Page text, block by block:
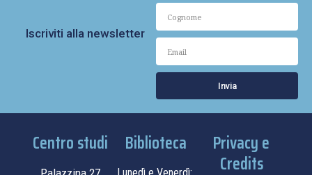
Iscriviti alla newsletter
Invia
Centro studi Biblioteca Privacy e
Credits